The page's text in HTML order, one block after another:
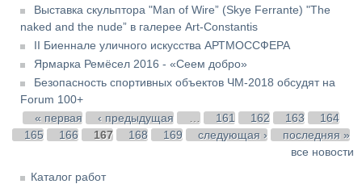
Выставка скульптора "Man of Wire” (Skye Ferrante) "The
naked and the nude” в галерее Art-Constantis
II Биеннале уличного искусства АРТМОССФЕРА
Ярмарка Ремёсел 2016 - «Сеем добро»
Безопасность спортивных объектов ЧМ-2018 обсудят на
Forum 100+
Страницы
« первая ‹ предыдущая 161 162 163
164
165
166 167 168 169 следующая ›
последняя »
все новости
Каталог работ